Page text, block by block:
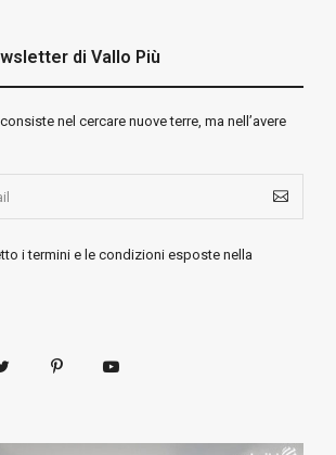
di Vallo Più
nel cercare nuove terre, ma nell’avere
i termini e le condizioni esposte nella